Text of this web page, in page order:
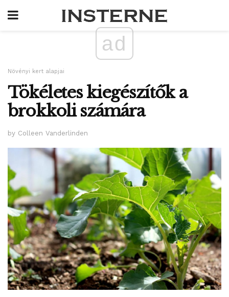
ad
Növényi kert alapjai
Tökéletes kiegészítők a
brokkoli számára
by Colleen Vanderlinden